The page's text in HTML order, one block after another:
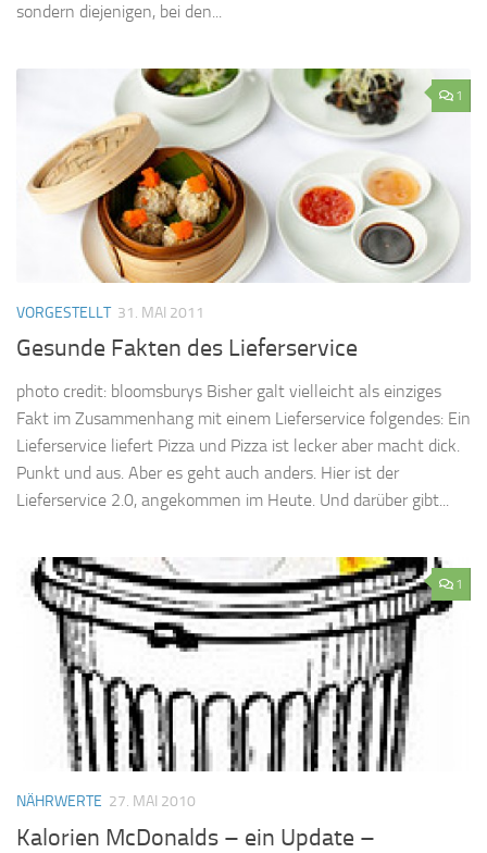
sondern diejenigen, bei den...
1
VORGESTELLT 31. MAI 2011
Gesunde Fakten des Lieferservice
photo credit: bloomsburys Bisher galt vielleicht als einziges
Fakt im Zusammenhang mit einem Lieferservice folgendes: Ein
Lieferservice liefert Pizza und Pizza ist lecker aber macht dick.
Punkt und aus. Aber es geht auch anders. Hier ist der
Lieferservice 2.0, angekommen im Heute. Und darüber gibt...
1
NÄHRWERTE 27. MAI 2010
Kalorien McDonalds – ein Update –